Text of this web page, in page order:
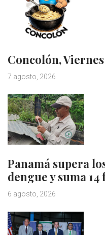
Concolón,
7 agosto, 2026
Panamá supera
dengue y suma
6 agosto, 2026